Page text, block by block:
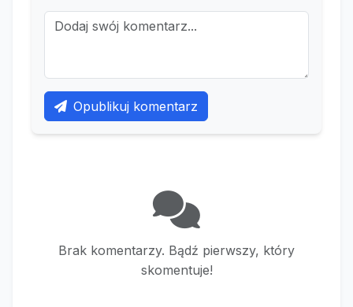
Opublikuj komentarz
Brak komentarzy. Bądź pierwszy, który
skomentuje!